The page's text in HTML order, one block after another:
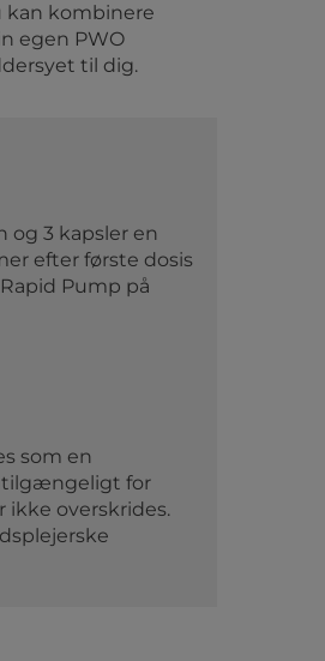
kan kombinere
egen PWO
til dig.
og 3 kapsler en
efter første dosis
Pump på
som en
for
ikke overskrides.